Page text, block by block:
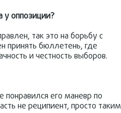
у оппозиции?
так это на борьбу с
принять бюллетень, где
и честность выборов.
его маневр по
не реципиент, просто таким